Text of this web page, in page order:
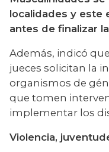
localidades y este
antes de finalizar
Además, indicó
jueces solicitan la
organismos de
que tomen
implementar los
Violencia,